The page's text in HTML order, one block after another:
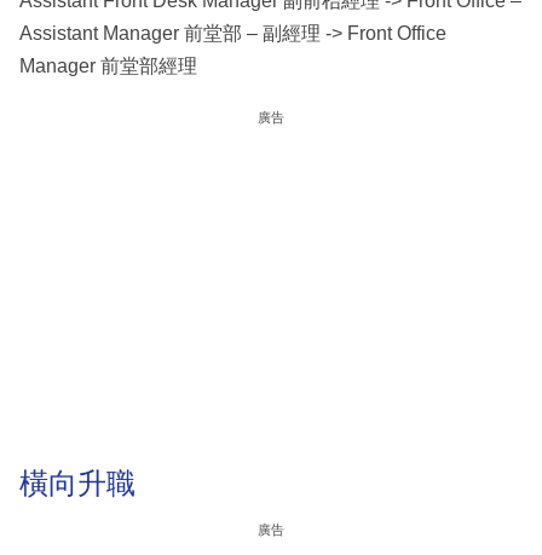
Assistant Manager 前堂部 – 副經理 -> Front Office
Manager 前堂部經理
廣告
橫向升職
廣告